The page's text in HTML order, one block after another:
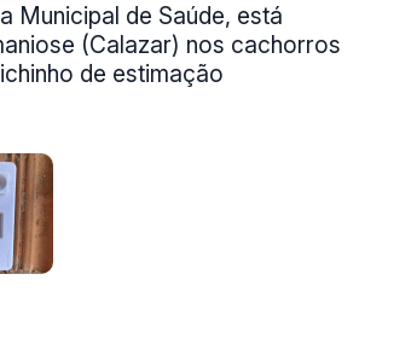
Municipal de Saúde, está
(Calazar) nos cachorros
de estimação